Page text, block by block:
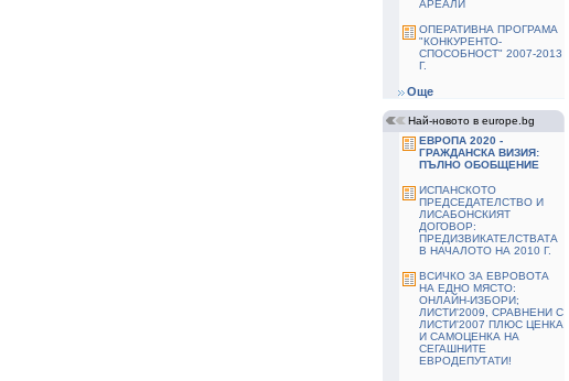
АРЕАЛИ
ОПЕРАТИВНА ПРОГРАМА
"КОНКУРЕНТО-
СПОСОБНОСТ" 2007-2013
Г.
Още
Най-новото в europe.bg
ЕВРОПА 2020 -
ГРАЖДАНСКА ВИЗИЯ:
ПЪЛНО ОБОБЩЕНИЕ
ИСПАНСКОТО
ПРЕДСЕДАТЕЛСТВО И
ЛИСАБОНСКИЯТ
ДОГОВОР:
ПРЕДИЗВИКАТЕЛСТВАТА
В НАЧАЛОТО НА 2010 Г.
ВСИЧКО ЗА ЕВРОВОТА
НА ЕДНО МЯСТО:
ОНЛАЙН-ИЗБОРИ;
ЛИСТИ'2009, СРАВНЕНИ С
ЛИСТИ'2007 ПЛЮС ЦЕНКА
И САМОЦЕНКА НА
СЕГАШНИТЕ
ЕВРОДЕПУТАТИ!